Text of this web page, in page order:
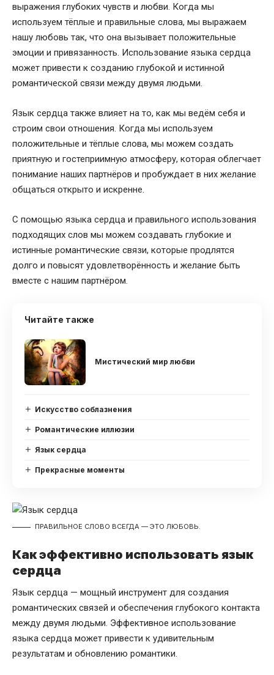
выражения глубоких чувств и любви. Когда мы
используем тёплые и правильные слова, мы выражаем
нашу любовь так, что она вызывает положительные
эмоции и привязанность. Использование языка сердца
может привести к созданию глубокой и истинной
романтической связи между двумя людьми.
Язык сердца также влияет на то, как мы ведём себя и
строим свои отношения. Когда мы используем
положительные и тёплые слова, мы можем создать
приятную и гостеприимную атмосферу, которая облегчает
понимание наших партнёров и пробуждает в них желание
общаться открыто и искренне.
С помощью языка сердца и правильного использования
подходящих слов мы можем создавать глубокие и
истинные романтические связи, которые продлятся
долго и повысят удовлетворённость и желание быть
вместе с нашим партнёром.
Читайте также
Мистический мир любви
Искусство соблазнения
Романтические иллюзии
Язык сердца
Прекрасные моменты
ПРАВИЛЬНОЕ СЛОВО ВСЕГДА — ЭТО ЛЮБОВЬ.
Как эффективно использовать язык
сердца
Язык сердца — мощный инструмент для создания
романтических связей и обеспечения глубокого контакта
между двумя людьми. Эффективное использование
языка сердца может привести к удивительным
результатам и обновлению романтики.